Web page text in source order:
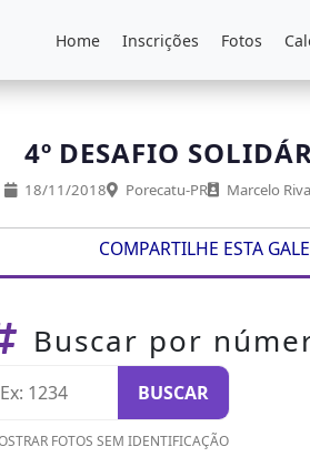
Home Inscrições Fotos
4º DESAFIO
18/11/2018 Porecatu-PR Marcelo
COMPARTILHE ESTA
Buscar por
BUSCAR
FOTOS SEM IDENTIFICAÇÃO